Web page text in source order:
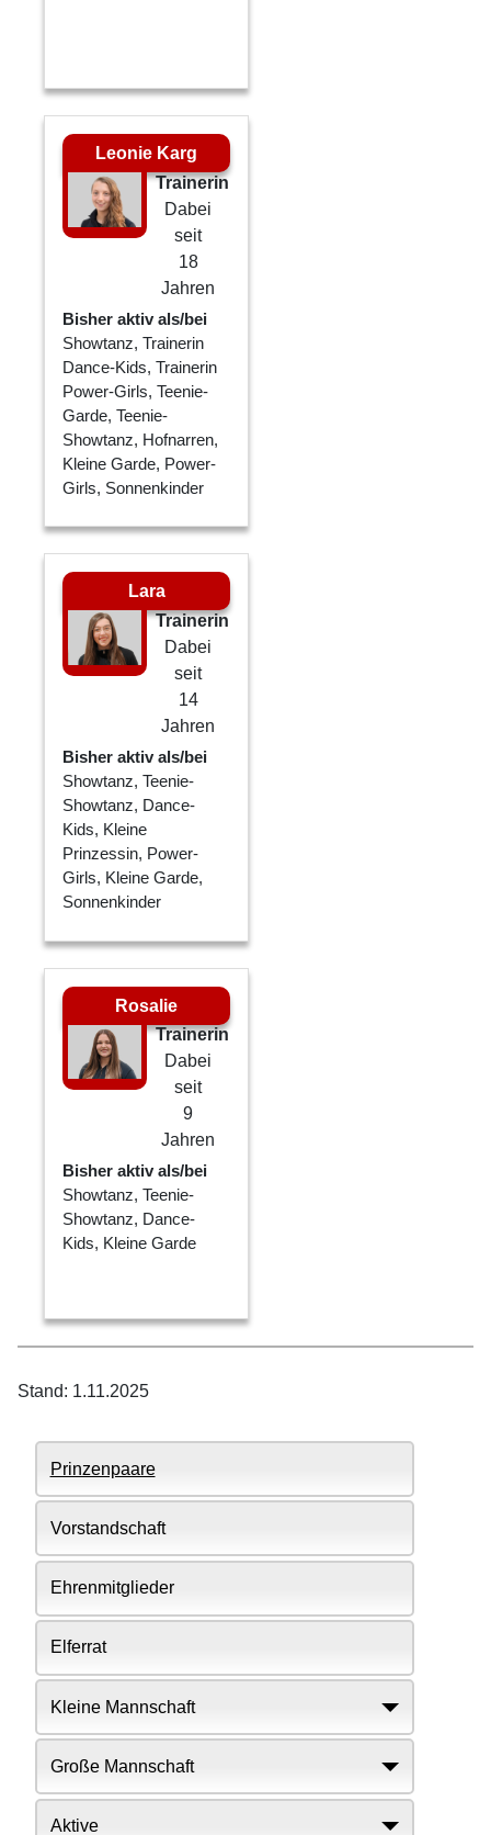
Prinzenpaare
Vorstandschaft
Ehrenmitglieder
Elferrat
Kleine Mannschaft
Große Mannschaft
Aktive
Leonie Karg
Trainerin
Dabei
seit
18
Jahren
Bisher aktiv als/bei
Showtanz, Trainerin
Dance-Kids, Trainerin
Power-Girls, Teenie-
Garde, Teenie-
Showtanz, Hofnarren,
Kleine Garde, Power-
Girls, Sonnenkinder
Lara
Trainerin
Dabei
seit
14
Jahren
Bisher aktiv als/bei
Showtanz, Teenie-
Showtanz, Dance-
Kids, Kleine
Prinzessin, Power-
Girls, Kleine Garde,
Sonnenkinder
Rosalie
Trainerin
Dabei
seit
9
Jahren
Bisher aktiv als/bei
Showtanz, Teenie-
Showtanz, Dance-
Kids, Kleine Garde
Stand: 1.11.2025